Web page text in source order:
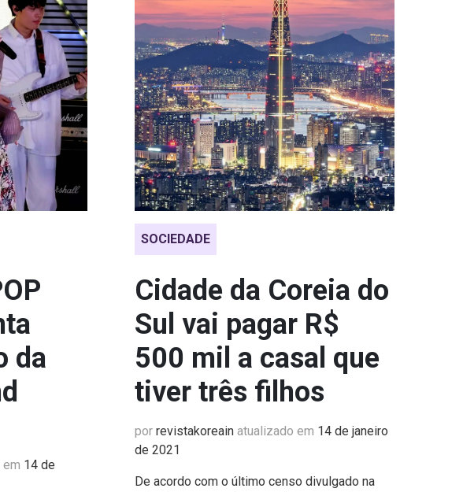
da
em 14 de
SOCIEDADE
Cidade da Coreia do
Sul vai pagar R$
500 mil a casal que
tiver três filhos
por revistakoreain atualizado em 14 de janeiro
de 2021
De acordo com o último censo divulgado na